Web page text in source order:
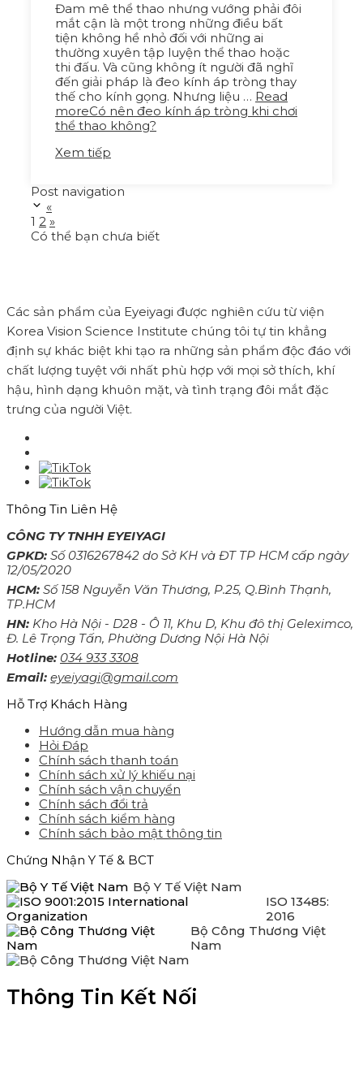
Đam mê thể thao nhưng vướng phải đôi
mắt cận là một trong những điều bất
tiện không hề nhỏ đối với những ai
thường xuyên tập luyện thể thao hoặc
thi đấu. Và cũng không ít người đã nghĩ
đến giải pháp là đeo kính áp tròng thay
thế cho kính gọng. Nhưng liệu … Read
moreCó nên đeo kính áp tròng khi chơi
thể thao không?
Xem tiếp
Post navigation
«
1 2 »
Có thể bạn chưa biết
Các sản phẩm của Eyeiyagi được nghiên cứu từ viện
Korea Vision Science Institute chúng tôi tự tin khẳng
định sự khác biệt khi tạo ra những sản phẩm độc đáo với
chất lượng tuyệt với nhất phù hợp với mọi sở thích, khí
hậu, hình dạng khuôn mặt, và tình trạng đôi mắt đặc
trưng của người Việt.
Thông Tin Liên Hệ
CÔNG TY TNHH EYEIYAGI
GPKD: Số 0316267842 do Sở KH và ĐT TP HCM cấp ngày
12/05/2020
HCM: Số 158 Nguyễn Văn Thương, P.25, Q.Bình Thạnh,
TP.HCM
HN: Kho Hà Nội - D28 - Ô 11, Khu D, Khu đô thị Geleximco,
Đ. Lê Trọng Tấn, Phường Dương Nội Hà Nội
Hotline: 034 933 3308
Email: eyeiyagi@gmail.com
Hỗ Trợ Khách Hàng
Hướng dẫn mua hàng
Hỏi Đáp
Chính sách thanh toán
Chính sách xử lý khiếu nại
Chính sách vận chuyển
Chính sách đổi trả
Chính sách kiểm hàng
Chính sách bảo mật thông tin
Chứng Nhận Y Tế & BCT
Bộ Y Tế Việt Nam
ISO 13485:
2016
Bộ Công Thương Việt
Nam
Thông Tin Kết Nối